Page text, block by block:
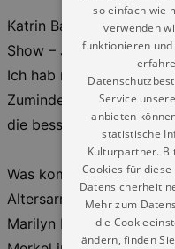
Katrin Bauerfeind auf
Show – Jetzt oder nie“
Ich hab nachgerechnet:
Zumindest statistisch.
die bessere Hälfte?
Was kommt denn jetzt
Altersarmut und Botox-
Marilyn Monroe war in
so einfach wie
verwenden
funktionieren und
Service
anbieten
statistische
Kulturpartner.
Cookies für
Datensicherheit
Mehr zum
die
ändern, finden